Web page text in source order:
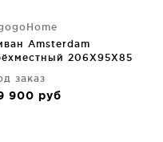
Amsterdam
206X95X85
заказ
900 руб